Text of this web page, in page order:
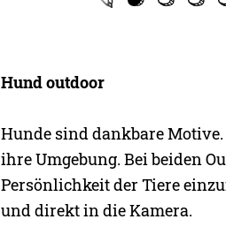
Hund outdoor
Hunde sind dankbare
ihre Umgebung. Bei beiden
Persönlichkeit der Tiere
und direkt in die Kamera.